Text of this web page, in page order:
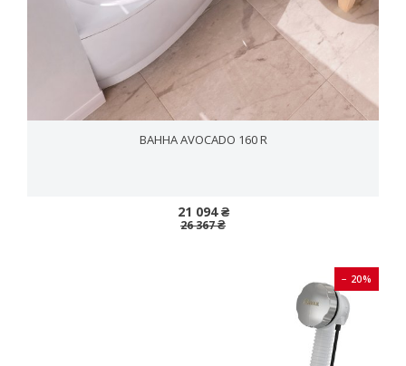
ВАННА AVOCADO 160 R
21 094 ₴
26 367 ₴
− 20%